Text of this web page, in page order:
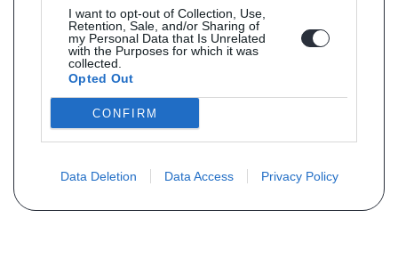
I want to opt-out of Collection, Use,
Retention, Sale, and/or Sharing of
my Personal Data that Is Unrelated
with the Purposes for which it was
collected.
Opted Out
CONFIRM
Data Deletion Data Access Privacy Policy